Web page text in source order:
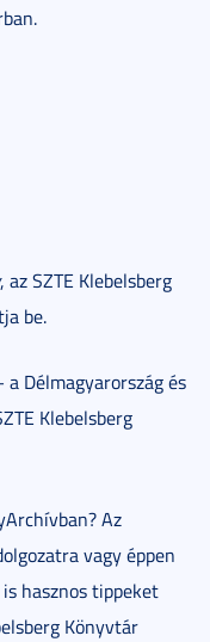
, az SZTE Klebelsberg
be.
Délmagyarország és
Klebelsberg
Az
vagy éppen
hasznos tippeket
Könyvtár